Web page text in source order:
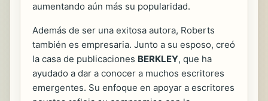
aumentando aún más su popularidad.
Además de ser una exitosa autora, Roberts
también es empresaria. Junto a su esposo, creó
la casa de publicaciones BERKLEY, que ha
ayudado a dar a conocer a muchos escritores
emergentes. Su enfoque en apoyar a escritores